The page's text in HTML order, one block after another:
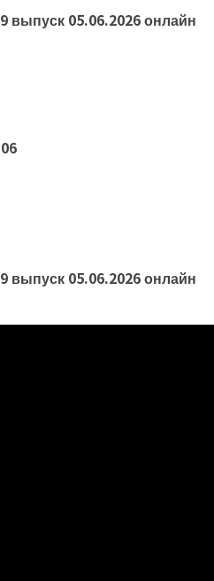
выпуск 05.06.2026 онлайн
выпуск 05.06.2026 онлайн